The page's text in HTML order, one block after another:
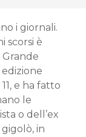
i giornali.
scorsi è
e ha fatto
le
o dell’ex
in